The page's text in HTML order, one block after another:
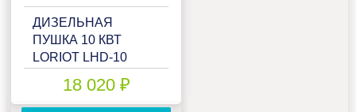
ДИЗЕЛЬНАЯ
ПУШКА 10 КВТ
LORIOT LHD-10
18 020 ₽